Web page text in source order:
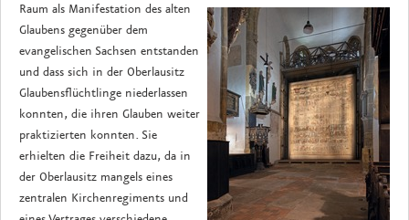
Raum als Manifestation des alten
Glaubens gegenüber dem
evangelischen Sachsen entstanden
und dass sich in der Oberlausitz
Glaubensflüchtlinge niederlassen
konnten, die ihren Glauben weiter
praktizierten konnten. Sie
erhielten die Freiheit dazu, da in
der Oberlausitz mangels eines
zentralen Kirchenregiments und